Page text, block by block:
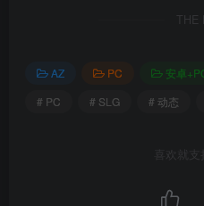
THE
AZ PC
安卓
# PC
# SLG # 动态
喜欢就